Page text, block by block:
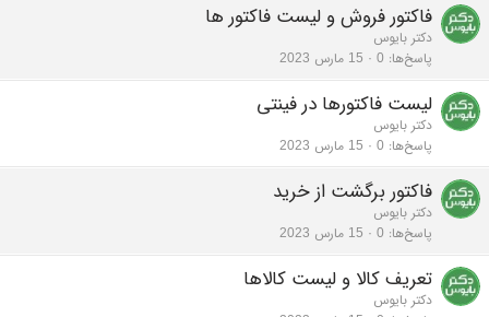
فاکتور فروش و لیست فاکتور ها
دکتر بایوس
پاسخ‌ها 0 15 مارس 2023
لیست فاکتورها در فینتی
دکتر بایوس
پاسخ‌ها 0 15 مارس 2023
فاکتور برگشت از خرید
دکتر بایوس
پاسخ‌ها 0 15 مارس 2023
تعریف کالا و لیست کالاها
دکتر بایوس